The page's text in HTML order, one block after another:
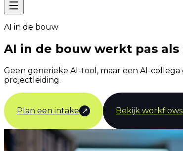
AI in de bouw
AI in de bouw werkt pas
Geen generieke AI-tool, maar een AI-
projectleiding.
Plan een intake ↗ Bekijk workflows